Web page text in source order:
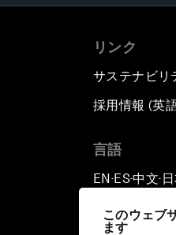
このウェブ
ます
リンク
サステナビリ
採用情報 (英
言語
EN ▪ES▪中文▪